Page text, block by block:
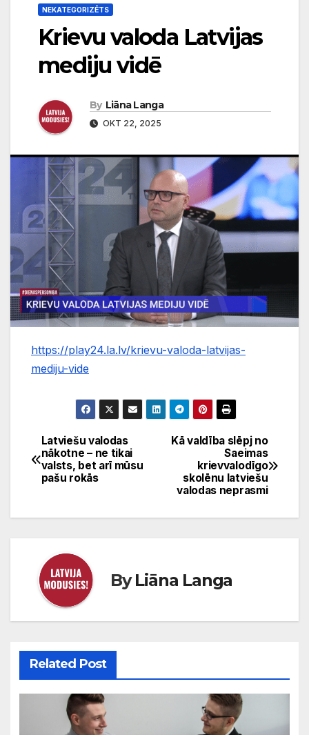
NEKATEGORIZĒTS
Krievu valoda Latvijas
mediju vidē
By Liāna Langa
OKT 22, 2025
https://play24.la.lv/krievu-valoda-latvijas-
mediju-vide
Ziņu
izvēlne
Kā valdība slēpj no
Saeimas
krievvalodīgo
skolēnu latviešu
valodas neprasmi
Latviešu valodas
nākotne – ne tikai
valsts, bet arī mūsu
pašu rokās
ByLiāna Langa
Related Post